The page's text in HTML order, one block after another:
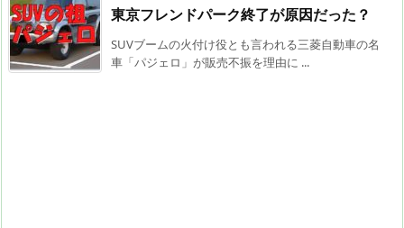
東京フレンドパーク終了が原因だった？
SUVブームの火付け役とも言われる三菱自動車の名
車「パジェロ」が販売不振を理由に ...